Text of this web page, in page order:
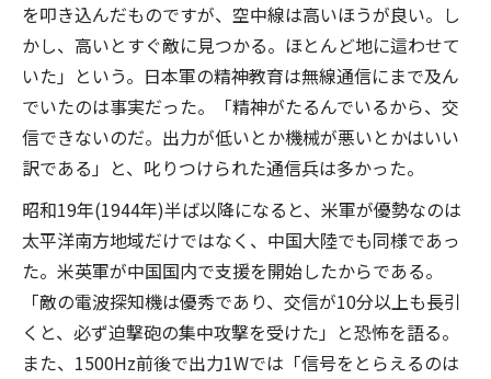
を叩き込んだものですが、空中線は高いほうが良い。し
かし、高いとすぐ敵に見つかる。ほとんど地に這わせて
いた」という。日本軍の精神教育は無線通信にまで及ん
でいたのは事実だった。「精神がたるんでいるから、交
信できないのだ。出力が低いとか機械が悪いとかはいい
訳である」と、叱りつけられた通信兵は多かった。
昭和19年(1944年)半ば以降になると、米軍が優勢なのは
太平洋南方地域だけではなく、中国大陸でも同様であっ
た。米英軍が中国国内で支援を開始したからである。
「敵の電波探知機は優秀であり、交信が10分以上も長引
くと、必ず迫撃砲の集中攻撃を受けた」と恐怖を語る。
また、1500Hz前後で出力1Wでは「信号をとらえるのは